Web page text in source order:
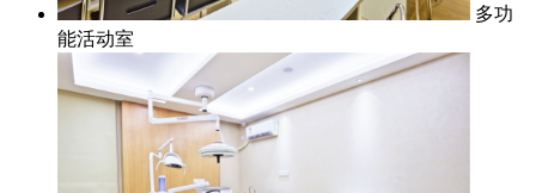
多功
能活动室